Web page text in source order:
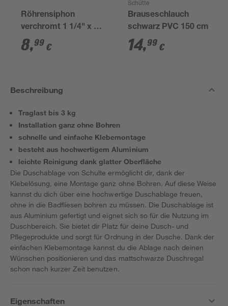
Röhrensiphon
verchromt 1 1/4" x 32
mm
8,99 €
Schütte
Brauseschlauch
schwarz PVC 150 cm
14,99 €
Beschreibung
Traglast bis 3 kg
Installation ganz ohne Bohren
schnelle und einfache Klebemontage
besteht aus hochwertigem Aluminium
leichte Reinigung dank glatter Oberfläche
Die Duschablage von Schulte ermöglicht dir, dank der
Klebelösung, eine Montage ganz ohne Bohren. Auf diese Weise
kannst du dich über eine hochwertige Duschablage freuen,
ohne in die Badfliesen bohren zu müssen. Die Duschablage ist
aus Aluminium gefertigt und eignet sich so für die Nutzung im
Duschbereich. Sie bietet dir Platz für deine Dusch- und
Pflegeprodukte und sorgt für Ordnung in der Dusche. Dank der
einfachen Klebemontage kannst du die Ablage nach deinen
Wünschen positionieren und das mattschwarze Duschregal
schon nach kurzer Zeit benutzen.
Eigenschaften